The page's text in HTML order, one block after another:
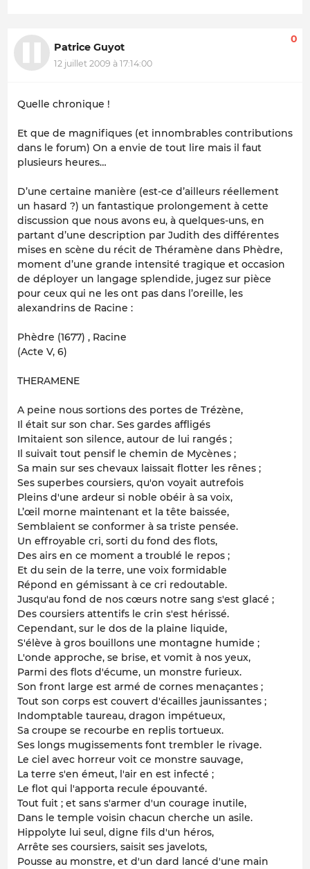
Patrice Guyot
12 juillet 2009 à 17:14:00
0
Quelle chronique !
Et que de magnifiques (et innombrables contributions
dans le forum) On a envie de tout lire mais il faut
plusieurs heures…
D’une certaine manière (est-ce d’ailleurs réellement
un hasard ?) un fantastique prolongement à cette
discussion que nous avons eu, à quelques-uns, en
partant d’une description par Judith des différentes
mises en scène du récit de Théramène dans Phèdre,
moment d’une grande intensité tragique et occasion
de déployer un langage splendide, jugez sur pièce
pour ceux qui ne les ont pas dans l’oreille, les
alexandrins de Racine :
Phèdre (1677) , Racine
(Acte V, 6)
THERAMENE
A peine nous sortions des portes de Trézène,
Il était sur son char. Ses gardes affligés
Imitaient son silence, autour de lui rangés ;
Il suivait tout pensif le chemin de Mycènes ;
Sa main sur ses chevaux laissait flotter les rênes ;
Ses superbes coursiers, qu'on voyait autrefois
Pleins d'une ardeur si noble obéir à sa voix,
L’œil morne maintenant et la tête baissée,
Semblaient se conformer à sa triste pensée.
Un effroyable cri, sorti du fond des flots,
Des airs en ce moment a troublé le repos ;
Et du sein de la terre, une voix formidable
Répond en gémissant à ce cri redoutable.
Jusqu'au fond de nos cœurs notre sang s'est glacé ;
Des coursiers attentifs le crin s'est hérissé.
Cependant, sur le dos de la plaine liquide,
S'élève à gros bouillons une montagne humide ;
L'onde approche, se brise, et vomit à nos yeux,
Parmi des flots d'écume, un monstre furieux.
Son front large est armé de cornes menaçantes ;
Tout son corps est couvert d'écailles jaunissantes ;
Indomptable taureau, dragon impétueux,
Sa croupe se recourbe en replis tortueux.
Ses longs mugissements font trembler le rivage.
Le ciel avec horreur voit ce monstre sauvage,
La terre s'en émeut, l'air en est infecté ;
Le flot qui l'apporta recule épouvanté.
Tout fuit ; et sans s'armer d'un courage inutile,
Dans le temple voisin chacun cherche un asile.
Hippolyte lui seul, digne fils d'un héros,
Arrête ses coursiers, saisit ses javelots,
Pousse au monstre, et d'un dard lancé d'une main